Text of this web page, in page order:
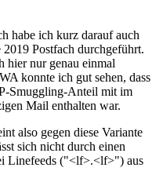
habe ich kurz darauf auch
Postfach durchgeführt.
hier nur genau einmal
konnte ich gut sehen, dass
Smuggling-Anteil mit im
Mail enthalten war.
also gegen diese Variante
sich nicht durch einen
Linefeeds ("<lf>.<lf>") aus